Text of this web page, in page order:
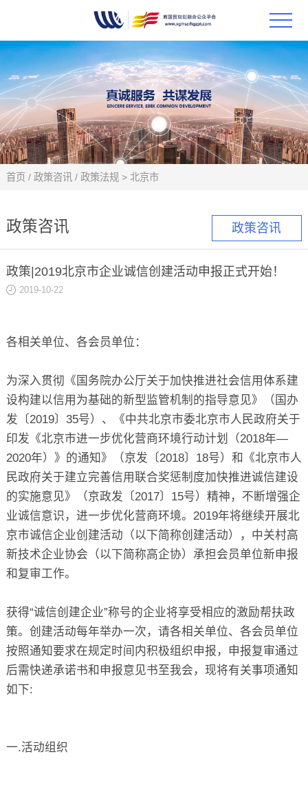
首页
政策
科技
合作
创新
政策咨讯
首页 / 政策咨讯 / 政策法规> 北京市
政策咨讯
政策|2019北京市企业诚信创建活动申报正式开始！
2019-10-22
各相关单位、各会员单位：
为深入贯彻《国务院办公厅关于加快推进社会信用体系建
设构建以信用为基础的新型监管机制的指导意见》（国办
发〔2019〕35号）、《中共北京市委北京市人民政府关于
印发《北京市进一步优化营商环境行动计划（2018年—
2020年）》的通知》（京发〔2018〕18号）和《北京市人
民政府关于建立完善信用联合奖惩制度加快推进诚信建设
的实施意见》（京政发〔2017〕15号）精神，不断增强企
业诚信意识，进一步优化营商环境。2019年将继续开展北
京市诚信企业创建活动（以下简称创建活动），中关村高
新技术企业协会（以下简称高企协）承担会员单位新申报
和复审工作。
获得“诚信创建企业”称号的企业将享受相应的激励帮扶政
策。创建活动每年举办一次，请各相关单位、各会员单位
按照通知要求在规定时间内积极组织申报，申报复审通过
后需快递承诺书和申报意见书至我会，现将有关事项通知
如下:
一.活动组织